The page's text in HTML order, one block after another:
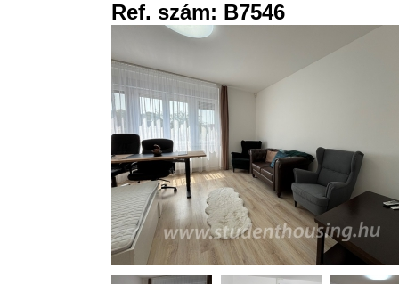
Ref. szám: B7546